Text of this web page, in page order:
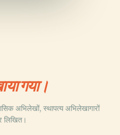
गया।
अभिलेखों, स्थापत्य अभिलेखागारों
लिखित।